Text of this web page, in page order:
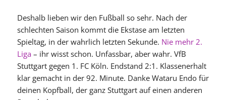
Deshalb lieben wir den Fußball so sehr. Nach der
schlechten Saison kommt die Ekstase am letzten
Spieltag, in der wahrlich letzten Sekunde. Nie mehr 2.
Liga– ihr wisst schon. Unfassbar, aber wahr. VfB
Stuttgart gegen 1. FC Köln. Endstand 2:1. Klassenerhalt
klar gemacht in der 92. Minute. Danke Wataru Endo für
deinen Kopfball, der ganz Stuttgart auf einen anderen